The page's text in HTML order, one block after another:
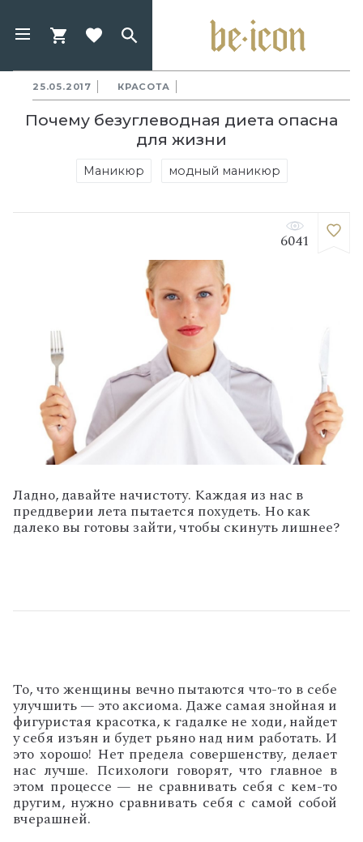
25.05.2017 КРАСОТА
Почему безуглеводная диета опасна
для жизни
Маникюр модный маникюр
6041
Ладно, давайте начистоту. Каждая из нас в
преддверии лета пытается похудеть. Но как
далеко вы готовы зайти, чтобы скинуть лишнее?
То, что женщины вечно пытаются что-то в себе
улучшить — это аксиома. Даже самая знойная и
фигуристая красотка, к гадалке не ходи, найдет
у себя изъян и будет рьяно над ним работать. И
это хорошо! Нет предела совершенству, делает
нас лучше. Психологи говорят, что главное в
этом процессе — не сравнивать себя с кем-то
другим, нужно сравнивать себя с самой собой
вчерашней.